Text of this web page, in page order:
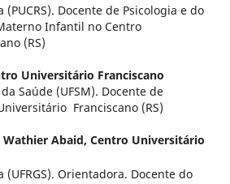
Docente de Psicologia e do
Infantil no Centro
(RS)
Universitário Franciscano
Saúde (UFSM). Docente de
Franciscano (RS)
Wathier Abaid, Centro Universitário
(UFRGS). Orientadora. Docente do